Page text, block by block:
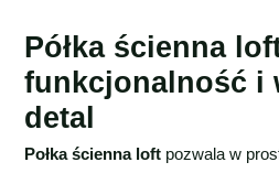
Półka ścienna
funkcjonalność i
detal
Połka ścienna loft pozwala w